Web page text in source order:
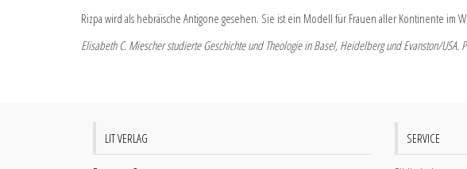
Rizpa wird als hebräische Antigone gesehen. Sie ist ein Modell für Frauen aller Kontinente im
Elisabeth C. Miescher studierte Geschichte und Theologie in Basel, Heidelberg und Evanston/
LIT VERLAG SERVICE